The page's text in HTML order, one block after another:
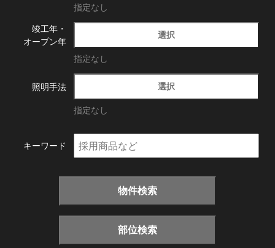
指定なし
竣工年・
オープン年
選択
指定なし
照明手法 選択
指定なし
キーワード
物件検索
部位検索